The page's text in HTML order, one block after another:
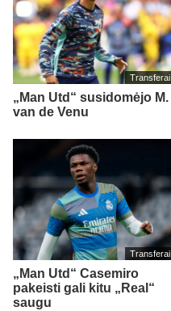
Transferai
„Man Utd“ susidomėjo M.
van de Venu
Transferai
„Man Utd“ Casemiro
pakeisti gali kitu „Real“
saugu